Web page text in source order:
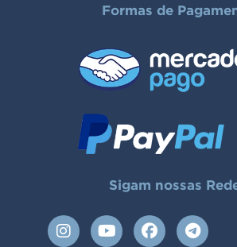
Formas de
Sigam nossas
I
n
Y
o
F
a
T
e